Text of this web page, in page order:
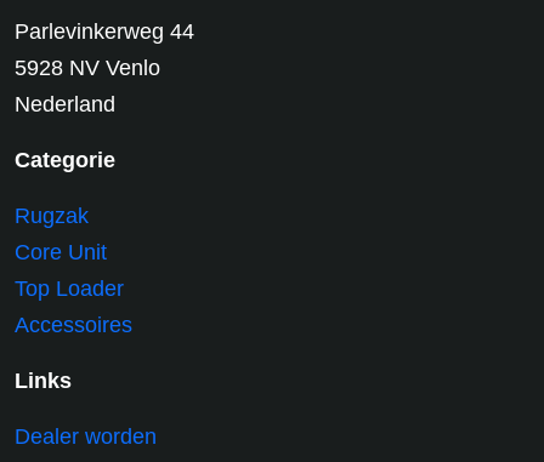
Parlevinkerweg 44
5928 NV Venlo
Nederland
Categorie
Rugzak
Core Unit
Top Loader
Accessoires
Links
Dealer worden